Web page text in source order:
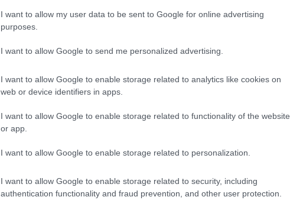
I want to allow my user data to be sent to Google for online advertising
purposes.
I want to allow Google to send me personalized advertising.
I want to allow Google to enable storage related to analytics like cookies on
web or device identifiers in apps.
I want to allow Google to enable storage related to functionality of the website
or app.
I want to allow Google to enable storage related to personalization.
I want to allow Google to enable storage related to security, including
authentication functionality and fraud prevention, and other user protection.